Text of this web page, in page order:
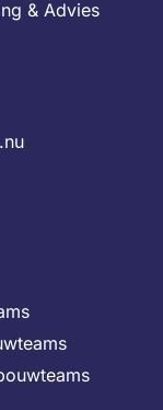
& Advies